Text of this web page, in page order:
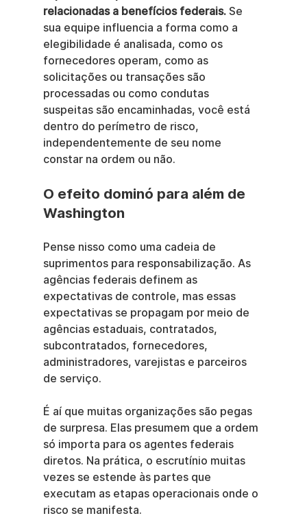
relacionadas a benefícios federais. Se
sua equipe influencia a forma como a
elegibilidade é analisada, como os
fornecedores operam, como as
solicitações ou transações são
processadas ou como condutas
suspeitas são encaminhadas, você está
dentro do perímetro de risco,
independentemente de seu nome
constar na ordem ou não.
O efeito dominó para além de
Washington
Pense nisso como uma cadeia de
suprimentos para responsabilização. As
agências federais definem as
expectativas de controle, mas essas
expectativas se propagam por meio de
agências estaduais, contratados,
subcontratados, fornecedores,
administradores, varejistas e parceiros
de serviço.
É aí que muitas organizações são pegas
de surpresa. Elas presumem que a ordem
só importa para os agentes federais
diretos. Na prática, o escrutínio muitas
vezes se estende às partes que
executam as etapas operacionais onde o
risco se manifesta.